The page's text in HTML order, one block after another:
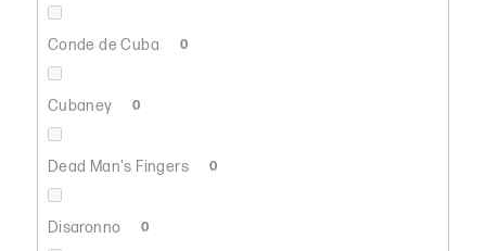
Conde de Cuba 0
Cubaney 0
Dead Man's Fingers 0
Disaronno 0